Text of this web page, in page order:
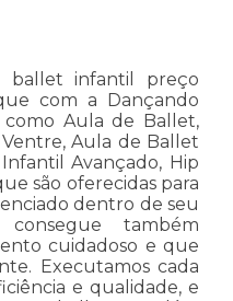
ballet infantil preço
com a Dançando
como Aula de Ballet,
Aula de Ballet
Avançado, Hip
são oferecidas para
dentro de seu
também
cuidadoso e que
Executamos cada
e qualidade, e